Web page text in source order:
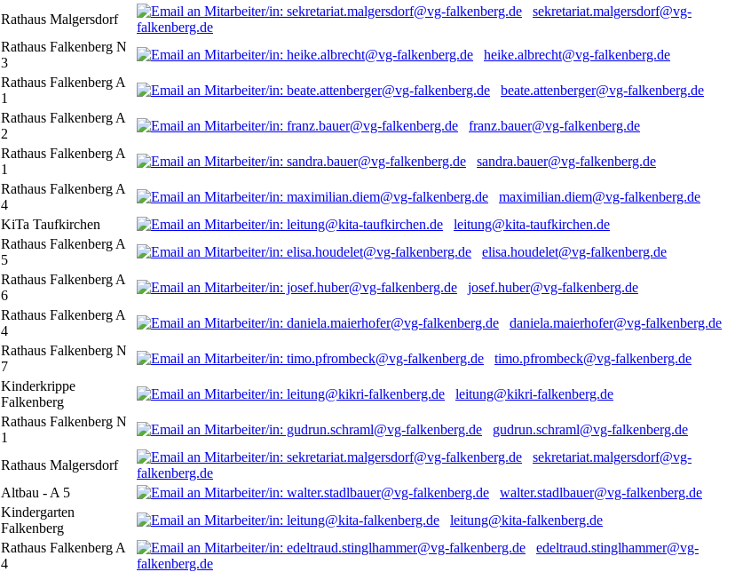
Rathaus Malgersdorf
sekretariat.malgersdorf@vg-
falkenberg.de
Rathaus Falkenberg N
3
heike.albrecht@vg-falkenberg.de
Rathaus Falkenberg A
1
beate.attenberger@vg-falkenberg.de
Rathaus Falkenberg A
2
franz.bauer@vg-falkenberg.de
Rathaus Falkenberg A
1
sandra.bauer@vg-falkenberg.de
Rathaus Falkenberg A
4
maximilian.diem@vg-falkenberg.de
KiTa Taufkirchen
leitung@kita-taufkirchen.de
Rathaus Falkenberg A
5
elisa.houdelet@vg-falkenberg.de
Rathaus Falkenberg A
6
josef.huber@vg-falkenberg.de
Rathaus Falkenberg A
4
daniela.maierhofer@vg-falkenberg.de
Rathaus Falkenberg N
7
timo.pfrombeck@vg-falkenberg.de
Kinderkrippe
Falkenberg
leitung@kikri-falkenberg.de
Rathaus Falkenberg N
1
gudrun.schraml@vg-falkenberg.de
Rathaus Malgersdorf
sekretariat.malgersdorf@vg-
falkenberg.de
Altbau - A 5
walter.stadlbauer@vg-falkenberg.de
Kindergarten
Falkenberg
leitung@kita-falkenberg.de
Rathaus Falkenberg A
4
edeltraud.stinglhammer@vg-
falkenberg.de